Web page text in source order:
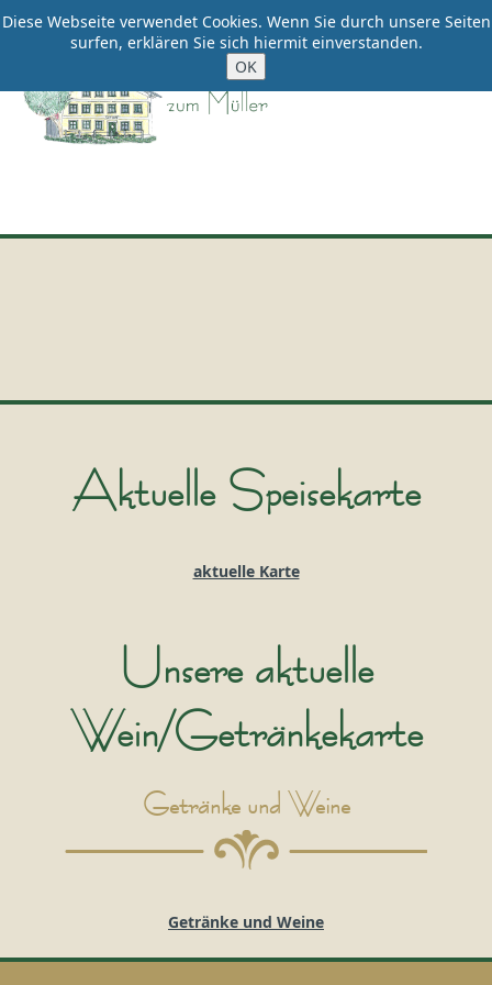
Diese Webseite verwendet Cookies. Wenn Sie durch unsere Seiten
surfen, erklären Sie sich hiermit einverstanden.
Aktuelle Speisekarte
aktuelle Karte
Unsere aktuelle
Wein/Getränkekarte
Getränke und Weine
Getränke und Weine